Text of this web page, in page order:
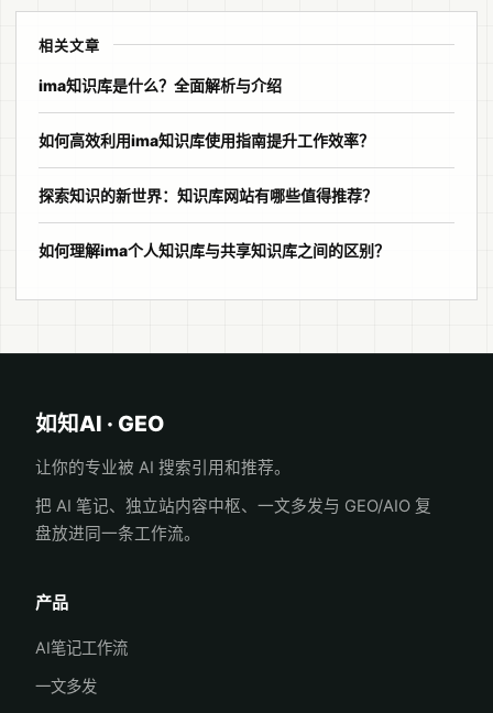
相关文章
ima知识库是什么？全面解析与介绍
如何高效利用ima知识库使用指南提升工作效率？
探索知识的新世界：知识库网站有哪些值得推荐？
如何理解ima个人知识库与共享知识库之间的区别？
如知AI · GEO
让你的专业被 AI 搜索引用和推荐。
把 AI 笔记、独立站内容中枢、一文多发与 GEO/AIO 复
盘放进同一条工作流。
产品
AI笔记工作流
一文多发